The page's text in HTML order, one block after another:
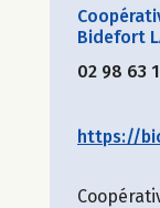
Bidefort
02 98 63
https://